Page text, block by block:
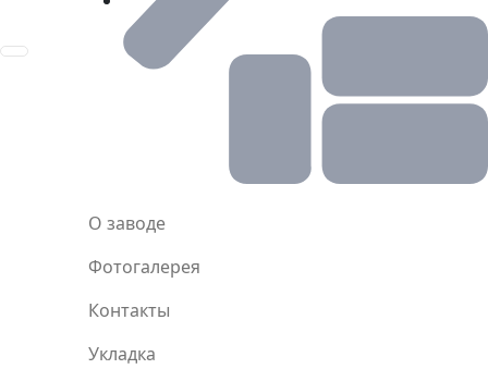
Toggle navigation
О заводе
Фотогалерея
Контакты
Укладка